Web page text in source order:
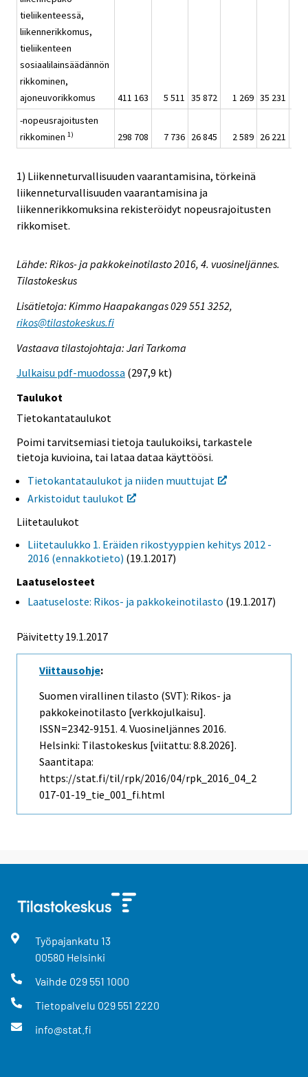
tieliikenteessä,
liikennerikkomus,
tieliikenteen
sosiaalilainsäädännön
rikkominen,
ajoneuvorikkomus
411 163 5 511 35 872 1 269 35 231
-nopeusrajoitusten
rikkominen 1) 298 708 7 736 26 845 2 589 26 221
1) Liikenneturvallisuuden vaarantamisina, törkeinä
liikenneturvallisuuden vaarantamisina ja
liikennerikkomuksina rekisteröidyt nopeusrajoitusten
rikkomiset.
Lähde: Rikos- ja pakkokeinotilasto 2016, 4. vuosineljännes.
Tilastokeskus
Lisätietoja: Kimmo Haapakangas 029 551 3252,
rikos@tilastokeskus.fi
Vastaava tilastojohtaja: Jari Tarkoma
Julkaisu pdf-muodossa (297,9 kt)
Taulukot
Tietokantataulukot
Poimi tarvitsemiasi tietoja taulukoiksi, tarkastele
tietoja kuvioina, tai lataa dataa käyttöösi.
Tietokantataulukot ja niiden muuttujat
Arkistoidut taulukot
Liitetaulukot
Liitetaulukko 1. Eräiden rikostyyppien kehitys 2012 -
2016 (ennakkotieto) (19.1.2017)
Laatuselosteet
Laatuseloste: Rikos- ja pakkokeinotilasto (19.1.2017)
Päivitetty 19.1.2017
Viittausohje:
Suomen virallinen tilasto (SVT): Rikos- ja
pakkokeinotilasto [verkkojulkaisu].
ISSN=2342-9151. 4. Vuosineljännes 2016.
Helsinki: Tilastokeskus [viitattu: 8.8.2026].
Saantitapa:
https://stat.fi/til/rpk/2016/04/rpk_2016_04_2
017-01-19_tie_001_fi.html
Työpajankatu 13
00580 Helsinki
Vaihde 029 551 1000
Tietopalvelu 029 551 2220
info@stat.fi